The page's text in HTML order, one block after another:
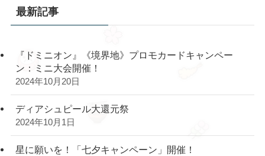
最新記事
『ドミニオン』《境界地》プロモカードキャンペー
ン：ミニ大会開催！
2024年10月20日
ディアシュピール大還元祭
2024年10月1日
星に願いを！「七夕キャンペーン」開催！